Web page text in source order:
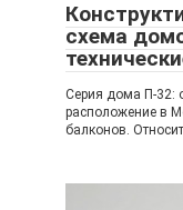
схема
Серия дома П-32:
расположение в
балконов.